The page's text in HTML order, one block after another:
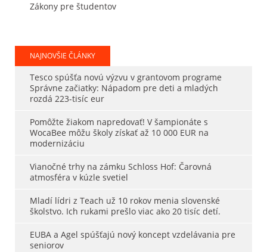
Zákony pre študentov
NAJNOVŠIE ČLÁNKY
Tesco spúšťa novú výzvu v grantovom programe
Správne začiatky: Nápadom pre deti a mladých
rozdá 223-tisíc eur
Pomôžte žiakom napredovať! V šampionáte s
WocaBee môžu školy získať až 10 000 EUR na
modernizáciu
Vianočné trhy na zámku Schloss Hof: Čarovná
atmosféra v kúzle svetiel
Mladí lídri z Teach už 10 rokov menia slovenské
školstvo. Ich rukami prešlo viac ako 20 tisíc detí.
EUBA a Agel spúšťajú nový koncept vzdelávania pre
seniorov